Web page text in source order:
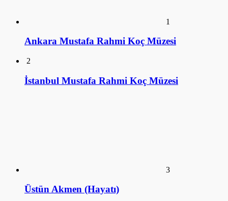
5
Tomris Alpay (Hayatı)
KÜTÜPHANE
Pengeluaran Macau
Togel Hongkong